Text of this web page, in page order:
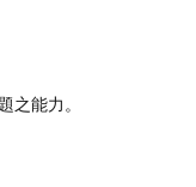
之能力。